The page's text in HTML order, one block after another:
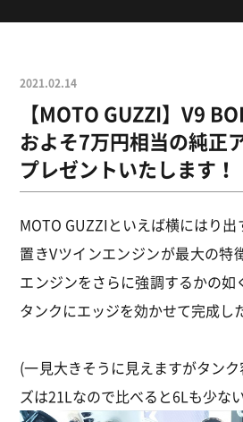
2021.02.14
【MOTO GUZZI】V9
およそ7万円相当の純正
プレゼントいたします！
MOTO GUZZIといえば横にはり
置きVツインエンジンが最大の特
エンジンをさらに強調するかの
タンクにエッジを効かせて完成し
(一見大きそうに見えますがタン
ズは21Lなので比べると6Lも少な